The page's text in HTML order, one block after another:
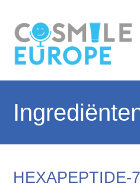
HEXAPEPTIDE-7